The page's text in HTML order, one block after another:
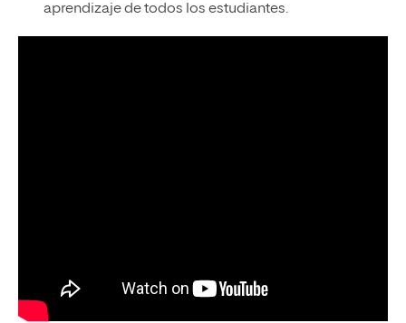
aprendizaje de todos los estudiantes.